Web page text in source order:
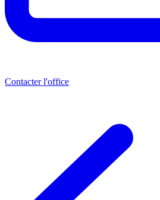
Contacter l'office